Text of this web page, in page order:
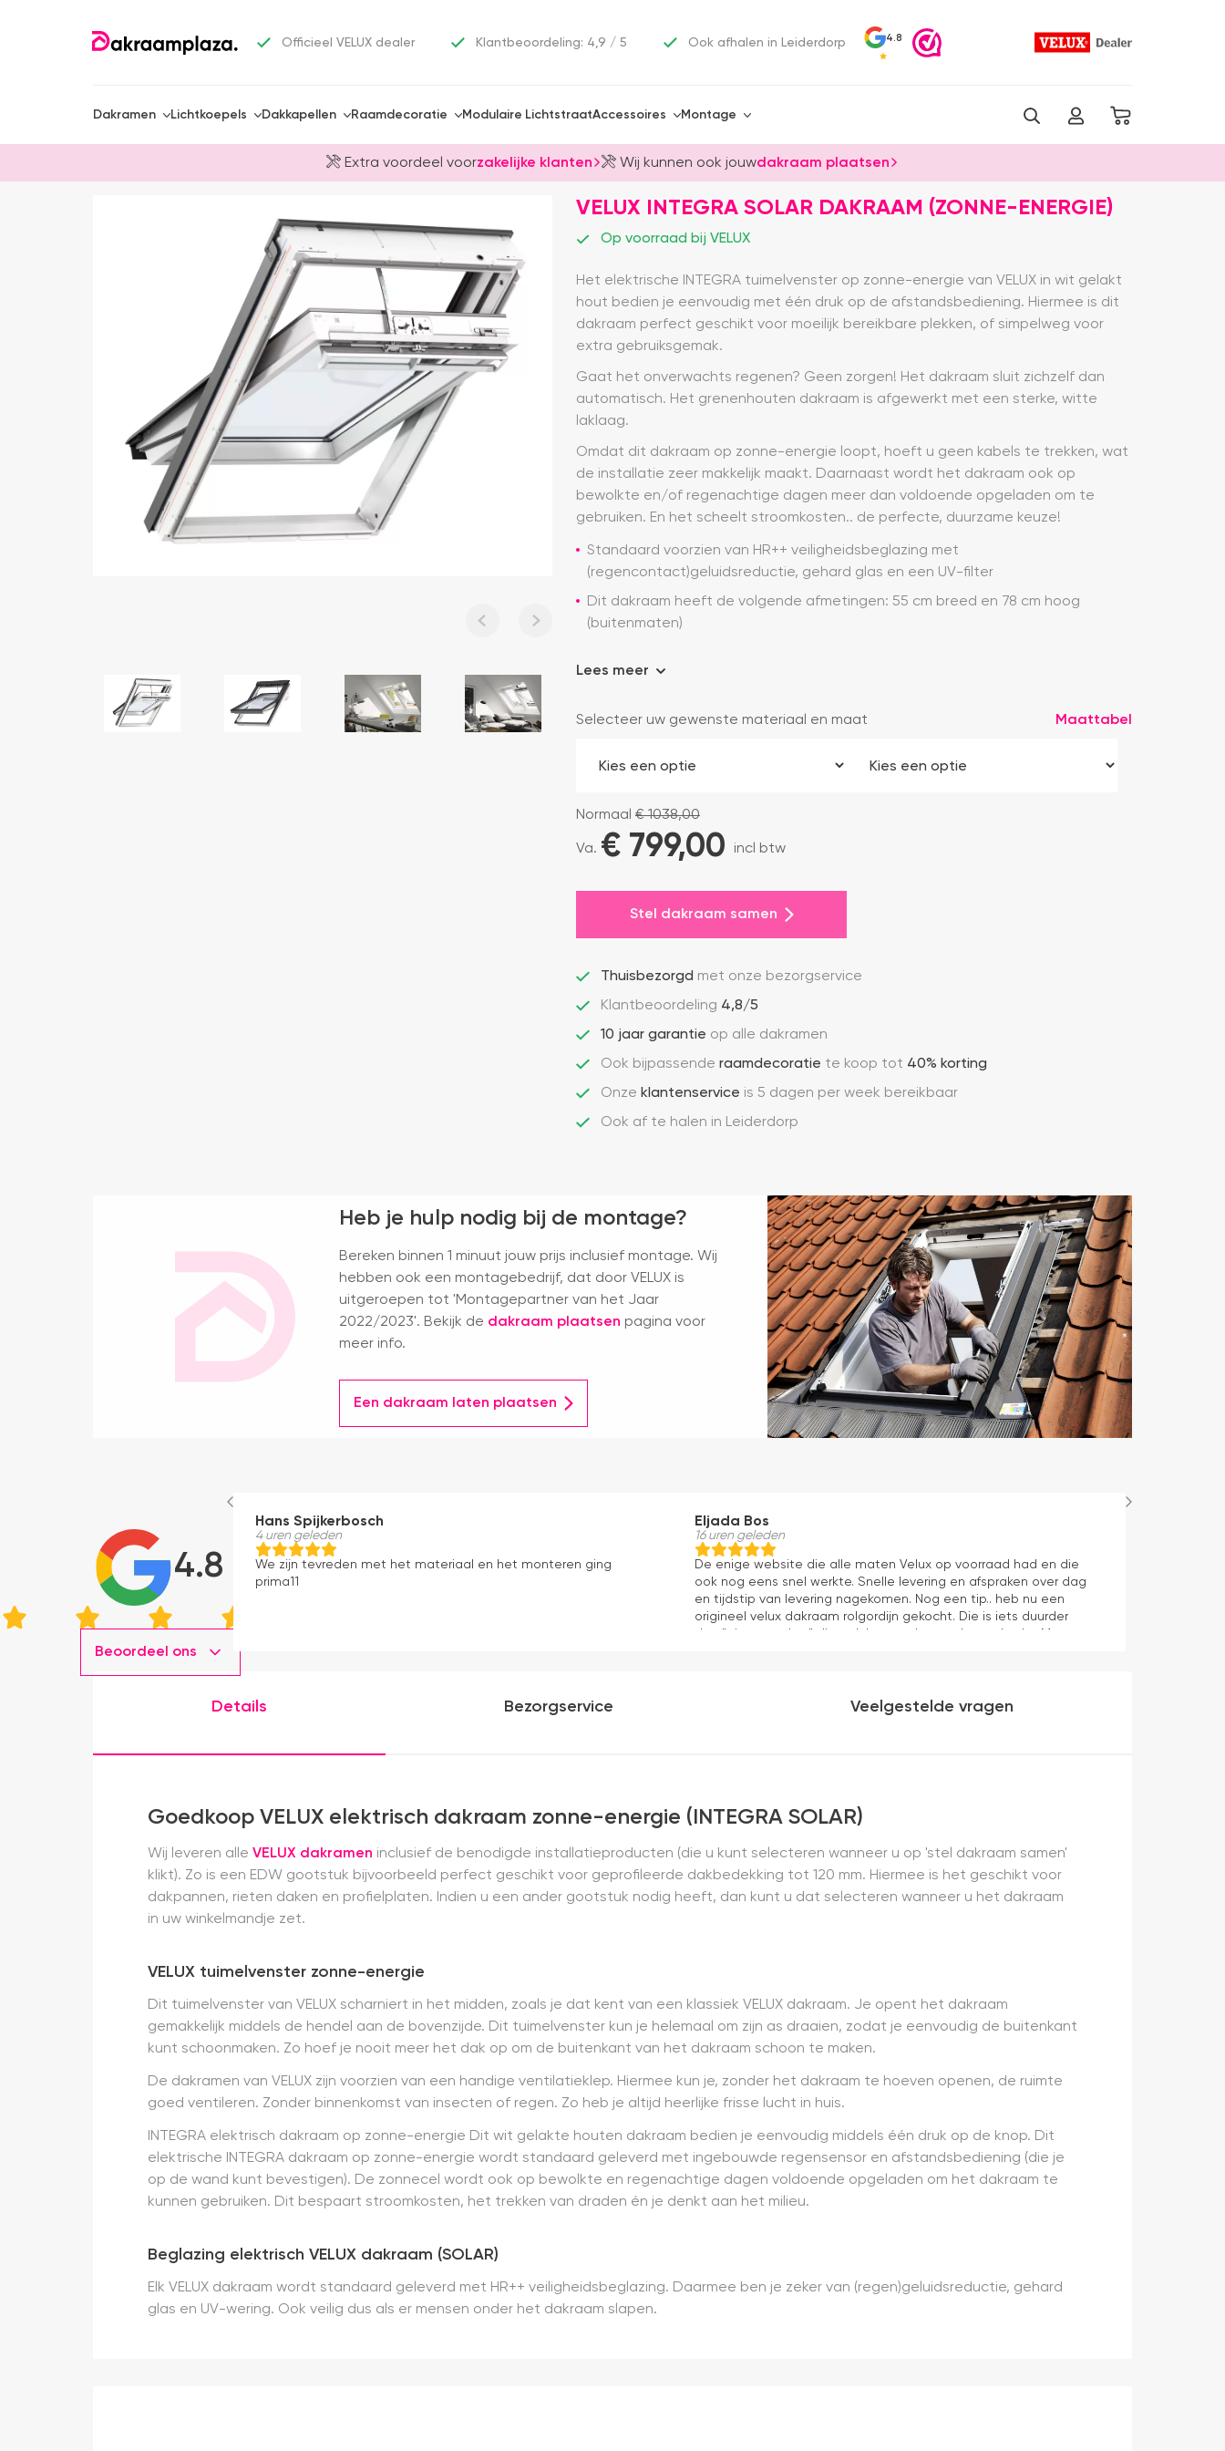
Officieel VELUX dealer Klantbeoordeling: 4,9 / 5 Ook afhalen in Leiderdorp 4.8
Dakramen Lichtkoepels Dakkapellen Raamdecoratie Modulaire LichtstraatAccessoires Montage
Extra voordeel voorzakelijke klanten Wij kunnen ook jouwdakraam plaatsen
VELUX INTEGRA SOLAR DAKRAAM (ZONNE-ENERGIE)
Op voorraad bij VELUX
Het elektrische INTEGRA tuimelvenster op zonne-energie van VELUX in wit gelakt
hout bedien je eenvoudig met één druk op de afstandsbediening. Hiermee is dit
dakraam perfect geschikt voor moeilijk bereikbare plekken, of simpelweg voor
extra gebruiksgemak.
Gaat het onverwachts regenen? Geen zorgen! Het dakraam sluit zichzelf dan
automatisch. Het grenenhouten dakraam is afgewerkt met een sterke, witte
laklaag.
Omdat dit dakraam op zonne-energie loopt, hoeft u geen kabels te trekken, wat
de installatie zeer makkelijk maakt. Daarnaast wordt het dakraam ook op
bewolkte en/of regenachtige dagen meer dan voldoende opgeladen om te
gebruiken. En het scheelt stroomkosten.. de perfecte, duurzame keuze!
Standaard voorzien van HR++ veiligheidsbeglazing met
(regencontact)geluidsreductie, gehard glas en een UV-filter
Dit dakraam heeft de volgende afmetingen: 55 cm breed en 78 cm hoog
(buitenmaten)
Lees meer
Selecteer uw gewenste materiaal en maat Maattabel
Normaal €1038,00
Va. € 799,00 incl btw
Stel dakraam samen
Thuisbezorgd met onze bezorgservice
Klantbeoordeling 4,8/5
10 jaar garantie op alle dakramen
Ook bijpassende raamdecoratie te koop tot 40% korting
Onze klantenservice is 5 dagen per week bereikbaar
Ook af te halen in Leiderdorp
Heb je hulp nodig bij de montage?
Bereken binnen 1 minuut jouw prijs inclusief montage. Wij
hebben ook een montagebedrijf, dat door VELUX is
uitgeroepen tot 'Montagepartner van het Jaar
2022/2023'. Bekijk de dakraam plaatsen pagina voor
meer info.
Een dakraam laten plaatsen
4.8
Beoordeel ons
Hans Spijkerbosch
4 uren geleden
We zijn tevreden met het materiaal en het monteren ging
prima11
Eljada Bos
16 uren geleden
De enige website die alle maten Velux op voorraad had en die
ook nog eens snel werkte. Snelle levering en afspraken over dag
en tijdstip van levering nagekomen. Nog een tip.. heb nu een
origineel velux dakraam rolgordijn gekocht. Die is iets duurder
Details Bezorgservice Veelgestelde vragen
Goedkoop VELUX elektrisch dakraam zonne-energie (INTEGRA SOLAR)
Wij leveren alle VELUX dakramen inclusief de benodigde installatieproducten (die u kunt selecteren wanneer u op 'stel dakraam samen'
klikt). Zo is een EDW gootstuk bijvoorbeeld perfect geschikt voor geprofileerde dakbedekking tot 120 mm. Hiermee is het geschikt voor
dakpannen, rieten daken en profielplaten. Indien u een ander gootstuk nodig heeft, dan kunt u dat selecteren wanneer u het dakraam
in uw winkelmandje zet.
VELUX tuimelvenster zonne-energie
Dit tuimelvenster van VELUX scharniert in het midden, zoals je dat kent van een klassiek VELUX dakraam. Je opent het dakraam
gemakkelijk middels de hendel aan de bovenzijde. Dit tuimelvenster kun je helemaal om zijn as draaien, zodat je eenvoudig de buitenkant
kunt schoonmaken. Zo hoef je nooit meer het dak op om de buitenkant van het dakraam schoon te maken.
De dakramen van VELUX zijn voorzien van een handige ventilatieklep. Hiermee kun je, zonder het dakraam te hoeven openen, de ruimte
goed ventileren. Zonder binnenkomst van insecten of regen. Zo heb je altijd heerlijke frisse lucht in huis.
INTEGRA elektrisch dakraam op zonne-energie Dit wit gelakte houten dakraam bedien je eenvoudig middels één druk op de knop. Dit
elektrische INTEGRA dakraam op zonne-energie wordt standaard geleverd met ingebouwde regensensor en afstandsbediening (die je
op de wand kunt bevestigen). De zonnecel wordt ook op bewolkte en regenachtige dagen voldoende opgeladen om het dakraam te
kunnen gebruiken. Dit bespaart stroomkosten, het trekken van draden én je denkt aan het milieu.
Beglazing elektrisch VELUX dakraam (SOLAR)
Elk VELUX dakraam wordt standaard geleverd met HR++ veiligheidsbeglazing. Daarmee ben je zeker van (regen)geluidsreductie, gehard
glas en UV-wering. Ook veilig dus als er mensen onder het dakraam slapen.